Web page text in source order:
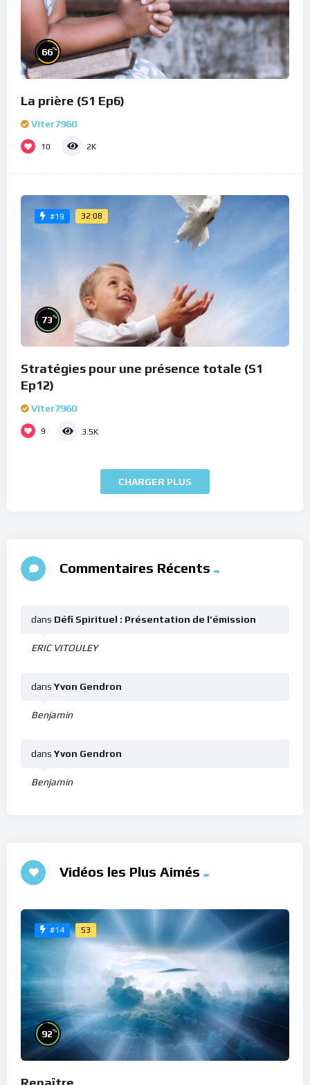
66%
La prière (S1 Ep6)
Viter7960
10 2K
#19 32:08
73%
Stratégies pour une présence totale (S1
Ep12)
Viter7960
9 3.5K
CHARGER PLUS
Commentaires Récents
ERIC VITOULEY
dans Défi Spirituel : Présentation de l’émission
Benjamin
dans Yvon Gendron
Benjamin
dans Yvon Gendron
Vidéos les Plus Aimés
#14 53
92%